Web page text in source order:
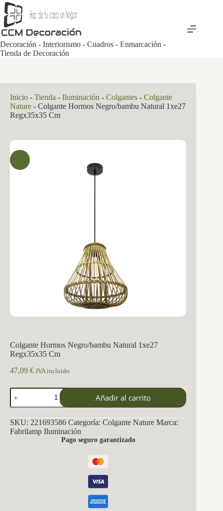
Saltar
al
contenido
Decoración - Interiorismo - Cuadros - Enmarcación -
Tienda de Decoración
Inicio - Tienda - Iluminación - Colgantes - Colgante
Nature - Colgante Hormos Negro/bambu Natural 1xe27
Regx35x35 Cm
Colgante Hormos Negro/bambu Natural 1xe27
Regx35x35 Cm
47,09 € IVA incluido
Colgante
Hormos
Negro/bambu
Natural
1xe27
Regx35x35
Añadir al carrito
SKU: 221693586 Categoría: Colgante Nature Marca:
Fabrilamp Iluminación
Pago seguro garantizado